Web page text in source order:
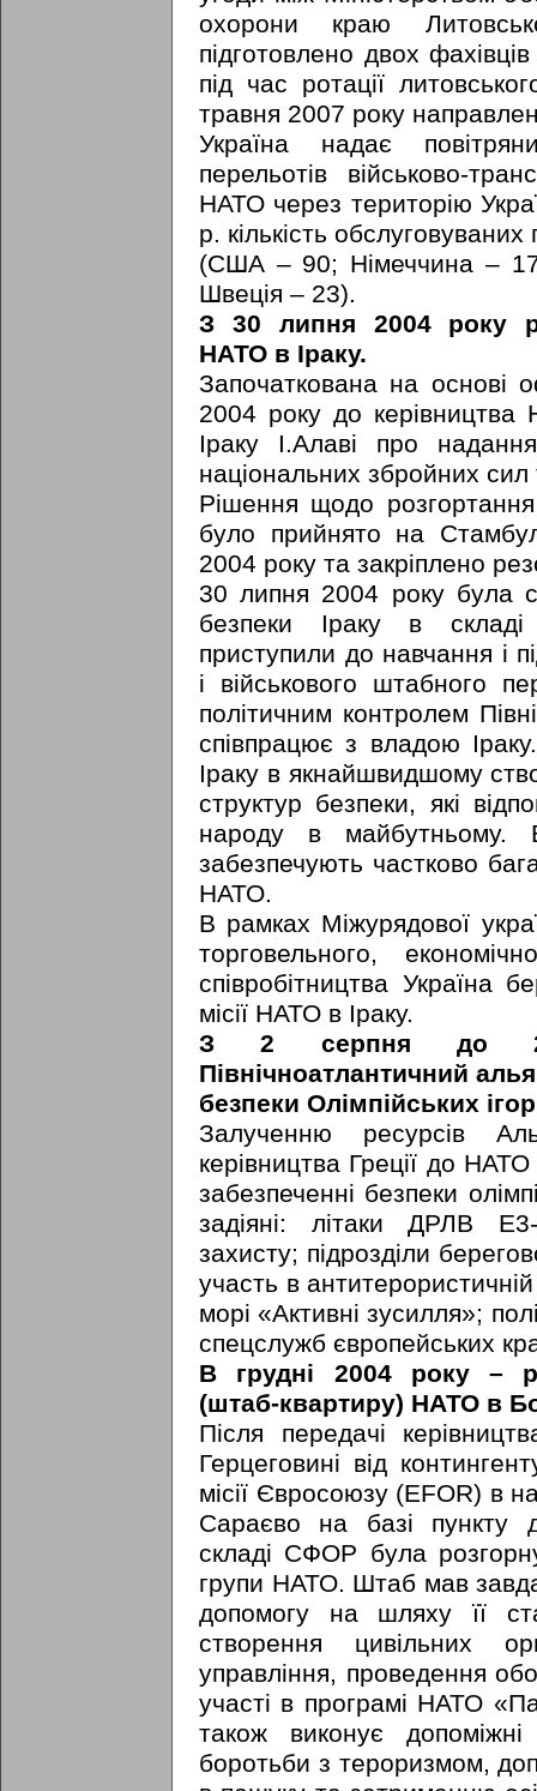
охорони краю
підготовлено двох
під час ротації
травня 2007 року
Україна надає
перельотів військово-
НАТО через територію
р. кількість
(США – 90; Німеччина –
Швеція – 23).
З 30 липня 2004 року
НАТО в Іраку.
Започаткована на основі
2004 року до керівництва
Іраку І.Алаві про
національних збройних
Рішення щодо
було прийнято на
2004 року та закріплено
30 липня 2004 року була
безпеки Іраку в складі
приступили до навчання і
і військового штабного
політичним контролем
співпрацює з владою
Іраку в якнайшвидшому
структур безпеки, які
народу в майбутньому.
забезпечують частково
НАТО.
В рамках Міжурядової
торговельного,
співробітництва Україна
місії НАТО в Іраку.
З 2 серпня до
Північноатлантичний
безпеки Олімпійських ігор
Залученню ресурсів
керівництва Греції до
забезпеченні безпеки
задіяні: літаки ДРЛВ
захисту; підрозділи
участь в
морі «Активні зусилля»;
спецслужб європейських
В грудні 2004 року –
(штаб-квартиру) НАТО в
Після передачі
Герцеговині від
місії Євросоюзу (ЕFOR) в
Сараєво на базі пункту
складі СФОР була
групи НАТО. Штаб мав
допомогу на шляху її
створення цивільних
управління, проведення
участі в програмі НАТО
також виконує
боротьби з тероризмом,